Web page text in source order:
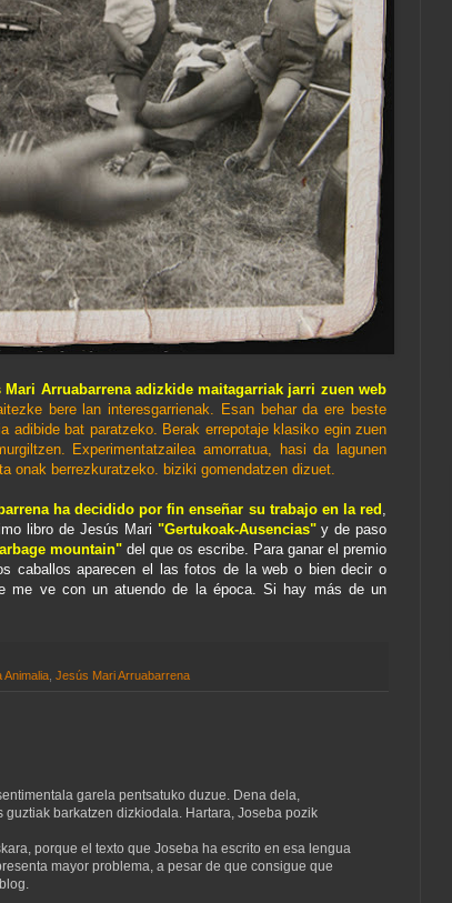
Mari Arruabarrena adizkide maitagarriak jarri zuen web
bere lan interesgarrienak. Esan behar da ere beste
adibide bat paratzeko. Berak errepotaje klasiko egin zuen
Experimentatzailea amorratua, hasi da lagunen
onak berrezkuratzeko. biziki gomendatzen dizuet.
ha decidido por fin enseñar su trabajo en la red ,
libro de Jesús Mari "Gertukoak-Ausencias"y de paso
mountain" del que os escribe. Para ganar el premio
caballos aparecen el las fotos de la web o bien decir o
me ve con un atuendo de la época. Si hay más de un
Animalia Jesús Mari Arruabarrena
garela pentsatuko duzue. Dena dela,
barkatzen dizkiodala. Hartara, Joseba pozik
porque el texto que Joseba ha escrito en esa lengua
mayor problema, a pesar de que consigue que